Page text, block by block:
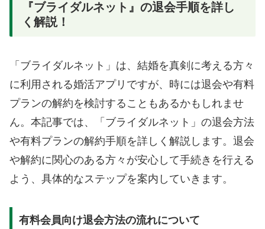
『ブライダルネット』の退会手順を詳し
く解説！
「ブライダルネット」は、結婚を真剣に考える方々
に利用される婚活アプリですが、時には退会や有料
プランの解約を検討することもあるかもしれませ
ん。本記事では、「ブライダルネット」の退会方法
や有料プランの解約手順を詳しく解説します。退会
や解約に関心のある方々が安心して手続きを行える
よう、具体的なステップを案内していきます。
有料会員向け退会方法の流れについて